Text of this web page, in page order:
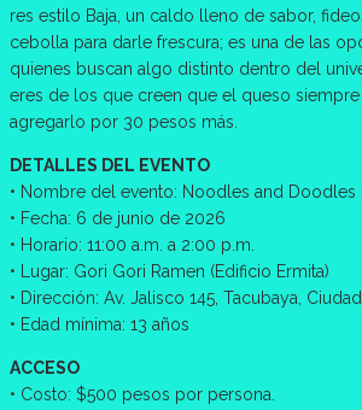
res estilo Baja, un caldo lleno de sabor,
cebolla para darle frescura; es una de las
quienes buscan algo distinto dentro del
eres de los que creen que el queso siempre
agregarlo por 30 pesos más.
DETALLES DEL EVENTO
• Nombre del evento: Noodles and Doodles
• Fecha: 6 de junio de 2026
• Horario: 11:00 a.m. a 2:00 p.m.
• Lugar: Gori Gori Ramen (Edificio Ermita)
• Dirección: Av. Jalisco 145, Tacubaya,
• Edad mínima: 13 años
ACCESO
• Costo: $500 pesos por persona.